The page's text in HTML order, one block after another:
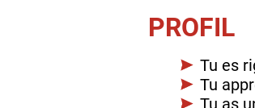
PROFIL
Tu es
Tu
Tu as